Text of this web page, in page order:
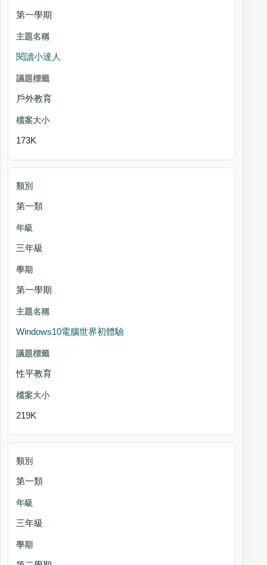
第一學期
閱讀小達人
戶外教育
173K
第一類
三年級
第一學期
Windows10電腦世界初體驗
性平教育
219K
第一類
三年級